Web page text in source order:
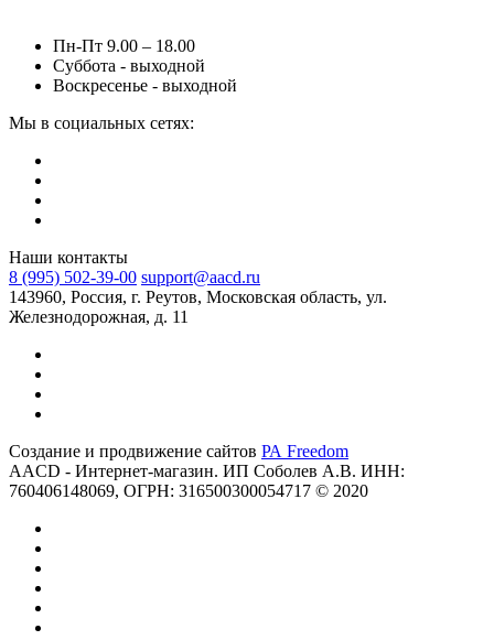
Пн-Пт 9.00 – 18.00
Суббота - выходной
Воскресенье - выходной
Мы в социальных сетях:
Наши контакты
8 (995) 502-39-00 support@aacd.ru
143960, Россия, г. Реутов, Московская область, ул.
Железнодорожная, д. 11
Создание и продвижение сайтов РА Freedom
AACD - Интернет-магазин. ИП Соболев А.В. ИНН:
760406148069, ОГРН: 316500300054717 © 2020